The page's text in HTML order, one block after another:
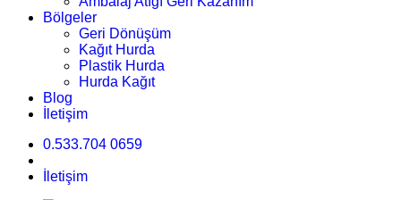
Bölgeler
Geri Dönüşüm
Kağıt Hurda
Plastik Hurda
Hurda Kağıt
Blog
İletişim
0.533.704 0659
İletişim